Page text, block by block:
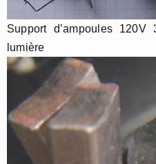
Support d’ampoules
lumière